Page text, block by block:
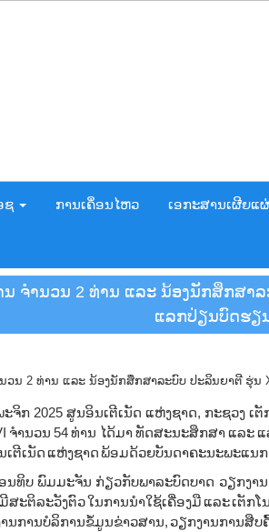
ຊ ການເຄຶ່ອນໄຫວ ເອກະສານເຜີຍແຜ່
ຈຳນວນ 2 ທ່ານ ແລະ ນ້ອງນັກສຶກສາ
ແລກປ່ຽນບົດຮຽ
ຈິກ 2025 ສູນອິນເຕີເນັດ ແຫ່ງຊາດ, ກະຊວງ
ຈຳນວນ 54 ທ່ານ ໄດ້ມາ ທັດສະນະສຶກສາ ແລ
ຕີເນັດ ແຫ່ງຊາດ ພ້ອມດ້ວຍບັນດາຄະນະພະແນກ
ນທິບ ພົມມະຈັນ ກ່ຽວກັບພາລະບົດບາດ ວຽກງ
ະຕິລະວັງຕົວ ໃນການນຳໃຊ້ເຄື່ອງມື ແລະ ເຕັ
ານການບໍລິການຂໍ້ມູນຂ່າວສານ, ວຽກງານການ